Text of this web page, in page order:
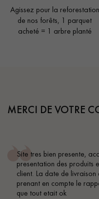
Agissez pour la reforestation
de nos forêts, 1 parquet
acheté = 1 arbre planté
MERCI DE VOTRE
Site tres bien presente,
presentation des produits
client. La date de
prenant en compte le
que tout etait ok